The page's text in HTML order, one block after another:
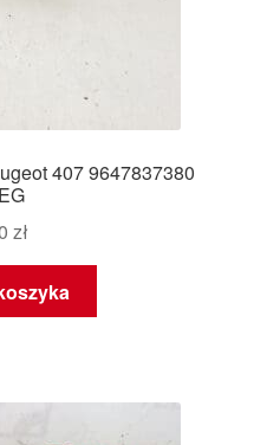
407 9647837380
zł